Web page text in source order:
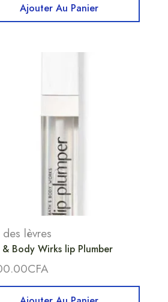
Ajouter Au Panier
lèvres
Body Wirks lip Plumber
CFA